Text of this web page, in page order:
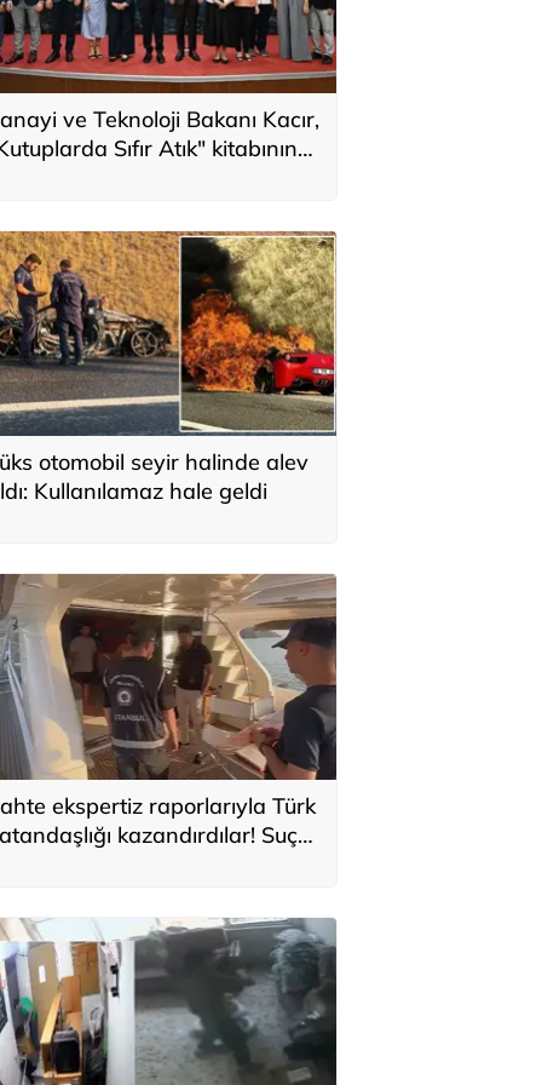
ve Teknoloji Bakanı Kacır,
Sıfır Atık" kitabının
otomobil seyir halinde alev
Kullanılamaz hale geldi
ekspertiz raporlarıyla Türk
kazandırdılar! Suç